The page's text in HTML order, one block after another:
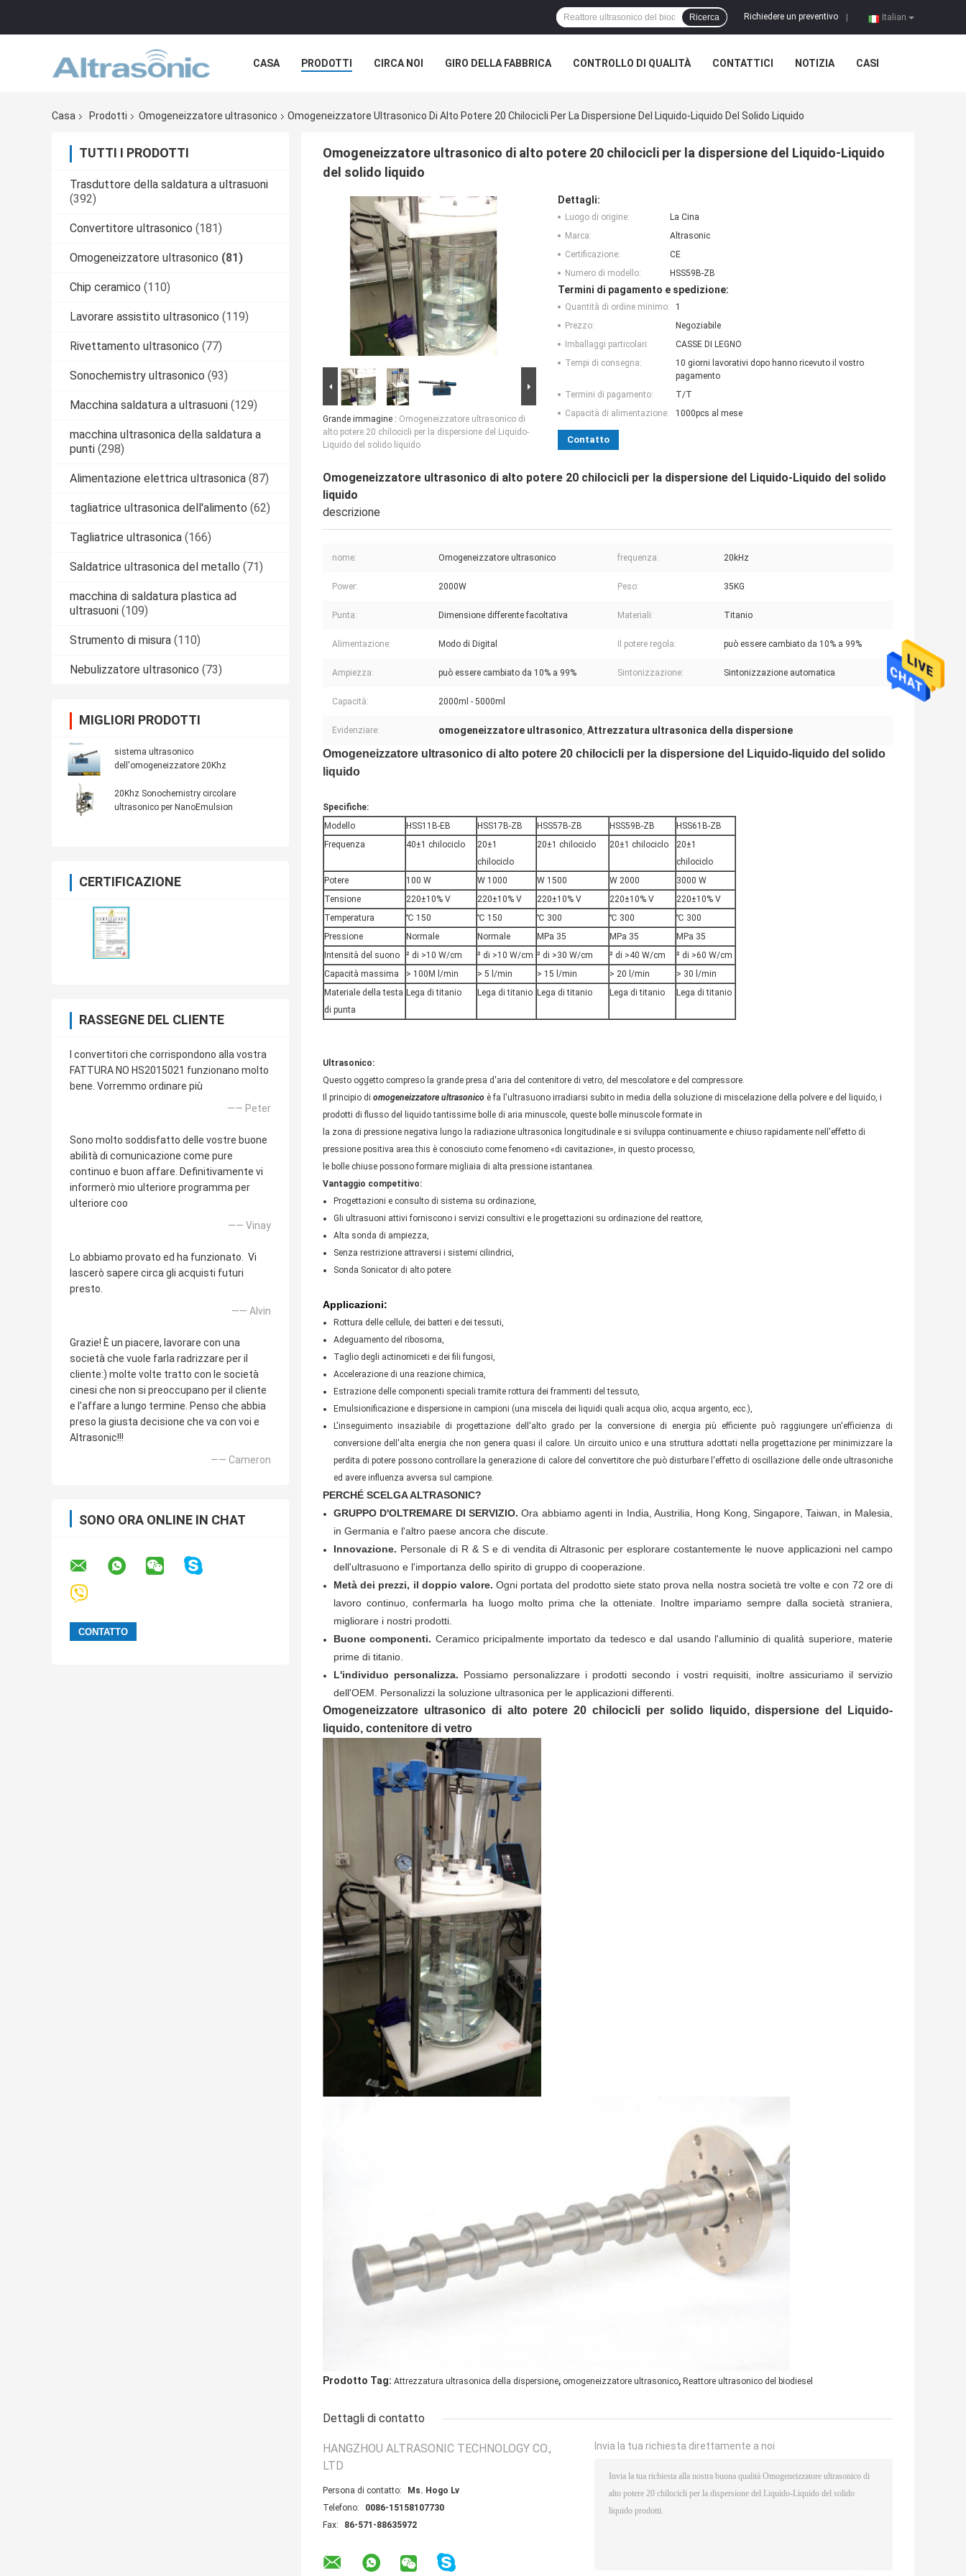
Italian
Richiedere un preventivo
Ricerca
CASA PRODOTTI CIRCA NOI GIRO DELLA FABBRICA CONTROLLO DI QUALITÀ CONTATTICI NOTIZIA CASI
Casa Prodotti Omogeneizzatore ultrasonico Omogeneizzatore Ultrasonico Di Alto Potere 20 Chilocicli Per La Dispersione Del Liquido-Liquido Del Solido Liquido
TUTTI I PRODOTTI
Trasduttore della saldatura a ultrasuoni
(392)
Convertitore ultrasonico (181)
Omogeneizzatore ultrasonico (81)
Chip ceramico (110)
Lavorare assistito ultrasonico (119)
Rivettamento ultrasonico (77)
Sonochemistry ultrasonico (93)
Macchina saldatura a ultrasuoni (129)
macchina ultrasonica della saldatura a
punti (298)
Alimentazione elettrica ultrasonica (87)
tagliatrice ultrasonica dell'alimento (62)
Tagliatrice ultrasonica (166)
Saldatrice ultrasonica del metallo (71)
macchina di saldatura plastica ad
ultrasuoni (109)
Strumento di misura (110)
Nebulizzatore ultrasonico (73)
MIGLIORI PRODOTTI
sistema ultrasonico
dell'omogeneizzatore 20Khz
20Khz Sonochemistry circolare
ultrasonico per NanoEmulsion
CERTIFICAZIONE
RASSEGNE DEL CLIENTE
I convertitori che corrispondono alla vostra
FATTURA NO HS2015021 funzionano molto
bene. Vorremmo ordinare più
—— Peter
Sono molto soddisfatto delle vostre buone
abilità di comunicazione come pure
continuo e buon affare. Definitivamente vi
informerò mio ulteriore programma per
ulteriore coo
—— Vinay
Lo abbiamo provato ed ha funzionato. Vi
lascerò sapere circa gli acquisti futuri
presto.
—— Alvin
Grazie! È un piacere, lavorare con una
società che vuole farla radrizzare per il
cliente:) molte volte tratto con le società
cinesi che non si preoccupano per il cliente
e l'affare a lungo termine. Penso che abbia
preso la giusta decisione che va con voi e
Altrasonic!!!
—— Cameron
SONO ORA ONLINE IN CHAT
Omogeneizzatore ultrasonico di alto potere 20 chilocicli per la dispersione del Liquido-Liquido
del solido liquido
Grande immagine : Omogeneizzatore ultrasonico di
alto potere 20 chilocicli per la dispersione del Liquido-
Liquido del solido liquido
Dettagli:
Luogo di origine:
La Cina
Marca:
Altrasonic
Certificazione:
CE
Numero di modello:
HSS59B-ZB
Termini di pagamento e spedizione:
Quantità di ordine minimo:
1
Prezzo:
Negoziabile
Imballaggi particolari:
CASSE DI LEGNO
Tempi di consegna:
10 giorni lavorativi dopo hanno ricevuto il vostro
pagamento
Termini di pagamento:
T/T
Capacità di alimentazione:
1000pcs al mese
Contatto
Omogeneizzatore ultrasonico di alto potere 20 chilocicli per la dispersione del Liquido-Liquido del solido
liquido
descrizione
nome: Omogeneizzatore ultrasonico frequenza: 20kHz
Power: 2000W Peso: 35KG
Punta: Dimensione differente facoltativa Materiali: Titanio
Alimentazione: Modo di Digital Il potere regola: può essere cambiato da 10% a 99%
Ampiezza: può essere cambiato da 10% a 99% Sintonizzazione: Sintonizzazione automatica
Capacità: 2000ml - 5000ml
Evidenziare: omogeneizzatore ultrasonico, Attrezzatura ultrasonica della dispersione
Omogeneizzatore ultrasonico di alto potere 20 chilocicli per la dispersione del Liquido-liquido del solido
liquido
Specifiche:
Modello
HSS11B-EB HSS17B-ZB HSS57B-ZB HSS59B-ZB
HSS61B-ZB
Frequenza
40±1 chilociclo
20±1
chilociclo
20±1 chilociclo 20±1 chilociclo
20±1
chilociclo
Potere
100 W W 1000 W 1500 W 2000
3000 W
Tensione
220±10% V 220±10% V 220±10% V 220±10% V
220±10% V
Temperatura
℃ 150 ℃ 150 ℃ 300 ℃ 300
℃ 300
Pressione
Normale Normale MPa 35 MPa 35
MPa 35
Intensità del suono
² di >10 W/cm ² di >10 W/cm ² di >30 W/cm ² di >40 W/cm
² di >60 W/cm
Capacità massima
> 100M l/min > 5 l/min > 15 l/min > 20 l/min
> 30 l/min
Materiale della testa
di punta
Lega di titanio Lega di titanio Lega di titanio Lega di titanio Lega di titanio
Ultrasonico:
Questo oggetto compreso la grande presa d'aria del contenitore di vetro, del mescolatore e del compressore.
Il principio di omogeneizzatore ultrasonico è fa l'ultrasuono irradiarsi subito in media della soluzione di miscelazione della polvere e del liquido, i
prodotti di flusso del liquido tantissime bolle di aria minuscole, queste bolle minuscole formate in
la zona di pressione negativa lungo la radiazione ultrasonica longitudinale e si sviluppa continuamente e chiuso rapidamente nell'effetto di
pressione positiva area.this è conosciuto come fenomeno «di cavitazione», in questo processo,
le bolle chiuse possono formare migliaia di alta pressione istantanea.
Vantaggio competitivo:
Progettazioni e consulto di sistema su ordinazione,
Gli ultrasuoni attivi forniscono i servizi consultivi e le progettazioni su ordinazione del reattore,
Alta sonda di ampiezza,
Senza restrizione attraversi i sistemi cilindrici,
Sonda Sonicator di alto potere.
Applicazioni:
Rottura delle cellule, dei batteri e dei tessuti,
Adeguamento del ribosoma,
Taglio degli actinomiceti e dei fili fungosi,
Accelerazione di una reazione chimica,
Estrazione delle componenti speciali tramite rottura dei frammenti del tessuto,
Emulsionificazione e dispersione in campioni (una miscela dei liquidi quali acqua olio, acqua argento, ecc.),
L'inseguimento insaziabile di progettazione dell'alto grado per la conversione di energia più efficiente può raggiungere un'efficienza di
conversione dell'alta energia che non genera quasi il calore. Un circuito unico e una struttura adottati nella progettazione per minimizzare la
perdita di potere possono controllare la generazione di calore del convertitore che può disturbare l'effetto di oscillazione delle onde ultrasoniche
ed avere influenza avversa sul campione.
PERCHÉ SCELGA ALTRASONIC?
GRUPPO D'OLTREMARE DI SERVIZIO. Ora abbiamo agenti in India, Austrilia, Hong Kong, Singapore, Taiwan, in Malesia,
in Germania e l'altro paese ancora che discute.
Innovazione. Personale di R & S e di vendita di Altrasonic per esplorare costantemente le nuove applicazioni nel campo
dell'ultrasuono e l'importanza dello spirito di gruppo di cooperazione.
Metà dei prezzi, il doppio valore. Ogni portata del prodotto siete stato prova nella nostra società tre volte e con 72 ore di
lavoro continuo, confermarla ha luogo molto prima che la otteniate. Inoltre impariamo sempre dalla società straniera,
migliorare i nostri prodotti.
Buone componenti. Ceramico pricipalmente importato da tedesco e dal usando l'alluminio di qualità superiore, materie
prime di titanio.
L'individuo personalizza. Possiamo personalizzare i prodotti secondo i vostri requisiti, inoltre assicuriamo il servizio
dell'OEM. Personalizzi la soluzione ultrasonica per le applicazioni differenti.
Omogeneizzatore ultrasonico di alto potere 20 chilocicli per solido liquido, dispersione del Liquido-
liquido, contenitore di vetro
Prodotto Tag: Attrezzatura ultrasonica della dispersione, omogeneizzatore ultrasonico, Reattore ultrasonico del biodiesel
Dettagli di contatto
HANGZHOU ALTRASONIC TECHNOLOGY CO.,
LTD
Persona di contatto:
Ms. Hogo Lv
Telefono:
0086-15158107730
Fax:
86-571-88635972
Invia la tua richiesta direttamente a noi